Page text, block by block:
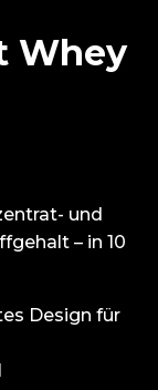
Whey
und
– in 10
Design für